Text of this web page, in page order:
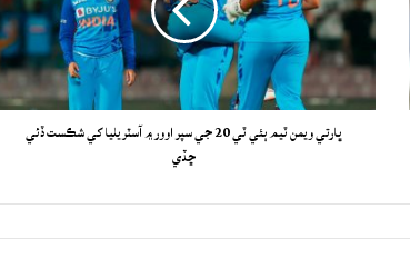
ڀارتي ويمن ٽيم ٻئي ٽي 20 جي سپر اوور ۾ آسٽريليا کي شڪست ڏئي
ڇڏي